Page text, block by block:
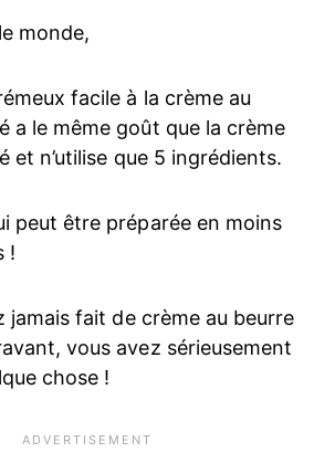
monde,
facile à la crème au
a le même goût que la crème
et n’utilise que 5 ingrédients.
peut être préparée en moins
!
jamais fait de crème au beurre
vous avez sérieusement
chose !